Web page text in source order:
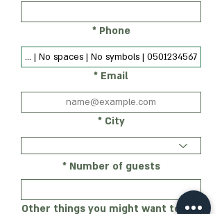
Phone
Email
City
Number of guests
Other things you might want to add